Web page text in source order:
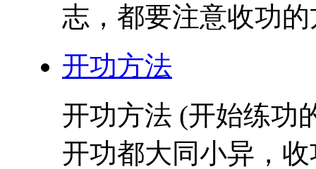
志，都要注意收功
开功方法
开功方法 (开始练功
开功都大同小异，